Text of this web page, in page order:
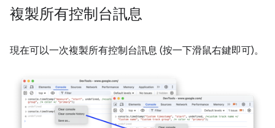
複製所有控制台訊息
現在可以一次複製所有控制台訊息 (按一下滑鼠右鍵即可)。